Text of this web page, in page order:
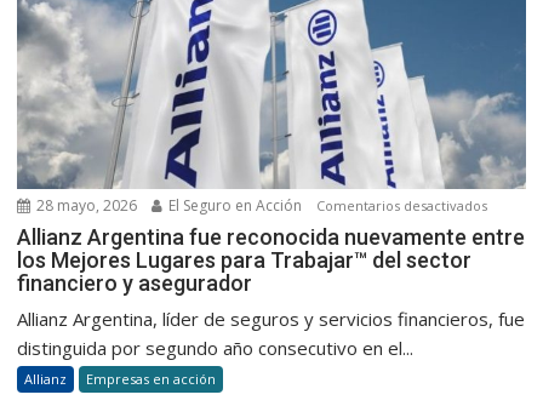
28 mayo, 2026 El Seguro en Acción Comentarios desactivadosen
Allianz
Allianz Argentina fue reconocida nuevamente entre
los Mejores Lugares para Trabajar™ del sector
financiero y asegurador
Allianz Argentina, líder de seguros y servicios financieros, fue
distinguida por segundo año consecutivo en el...
Allianz Empresas en acción